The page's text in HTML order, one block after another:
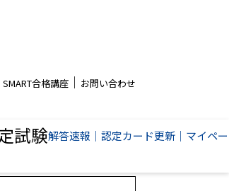
SMART合格講座 │ お問い合わせ
試験解答速報 │ 認定カード更新 │ マイペ